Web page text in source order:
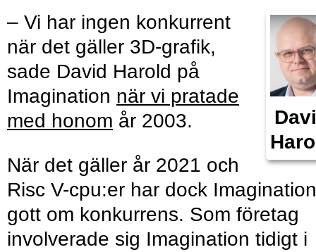
– Vi har ingen konkurrent
när det gäller 3D-grafik,
sade David Harold på
Imagination när vi pratade
med honom år 2003.
När det gäller år 2021 och
Risc V-cpu:er har dock Imagination
gott om konkurrens. Som företag
involverade sig Imagination tidigt i